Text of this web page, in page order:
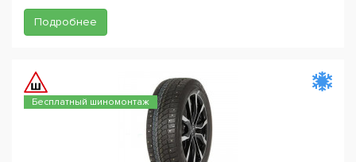
Подробнее
Бесплатный шиномонтаж